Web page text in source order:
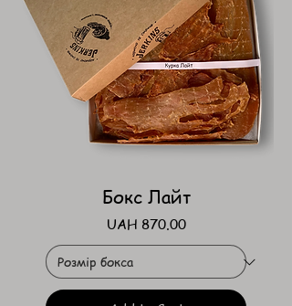
Бокс Лайт
Price
UAH 870.00